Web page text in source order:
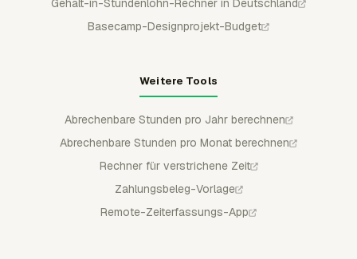
Gehalt-in-Stundenlohn-Rechner in Deutschland
Basecamp-Designprojekt-Budget
Weitere Tools
Abrechenbare Stunden pro Jahr berechnen
Abrechenbare Stunden pro Monat berechnen
Rechner für verstrichene Zeit
Zahlungsbeleg-Vorlage
Remote-Zeiterfassungs-App